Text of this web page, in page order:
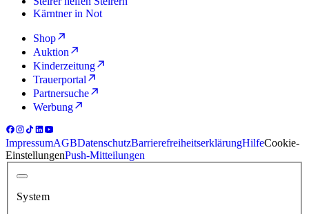
Kärntner in Not
Shop
Auktion
Kinderzeitung
Trauerportal
Partnersuche
Werbung
ImpressumAGBDatenschutzBarrierefreiheitserklärungHilfeCookie-
EinstellungenPush-Mitteilungen
System